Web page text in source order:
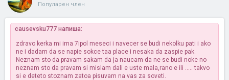
Популарен член
causevsku777 напиша:
zdravo kerka mi ima 7ipol meseci i navecer se budi nekolku pati i ako
ne i dadam da se napie sokce taa place i nesaka da zaspie pak.
Neznam sto da pravam sakam da ja naucam da ne se budi noke no
neznam sto da pravam si mislam dali e uste mala,rano e ili ..... takvo
si e deteto stoznam zatoa pisuvam na vas za soveti.